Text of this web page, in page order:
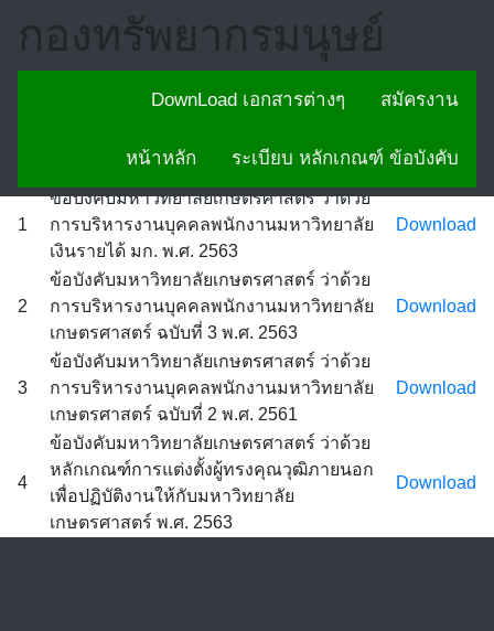
กองทรัพยากรมนุษย์
สมัครงาน
DownLoad เอกสารต่างๆ
ระเบียบ หลักเกณฑ์ ข้อบังคับ
หน้าหลัก
1
ข้อบังคับมหาวิทยาลัยเกษตรศาสตร์ ว่าด้วย
การบริหารงานบุคคลพนักงานมหาวิทยาลัย
เงินรายได้ มก. พ.ศ. 2563
Download
2
ข้อบังคับมหาวิทยาลัยเกษตรศาสตร์ ว่าด้วย
การบริหารงานบุคคลพนักงานมหาวิทยาลัย
เกษตรศาสตร์ ฉบับที่ 3 พ.ศ. 2563
Download
3
ข้อบังคับมหาวิทยาลัยเกษตรศาสตร์ ว่าด้วย
การบริหารงานบุคคลพนักงานมหาวิทยาลัย
เกษตรศาสตร์ ฉบับที่ 2 พ.ศ. 2561
Download
4
ข้อบังคับมหาวิทยาลัยเกษตรศาสตร์ ว่าด้วย
หลักเกณฑ์การแต่งตั้งผู้ทรงคุณวุฒิภายนอก
เพื่อปฏิบัติงานให้กับมหาวิทยาลัย
เกษตรศาสตร์ พ.ศ. 2563
Download